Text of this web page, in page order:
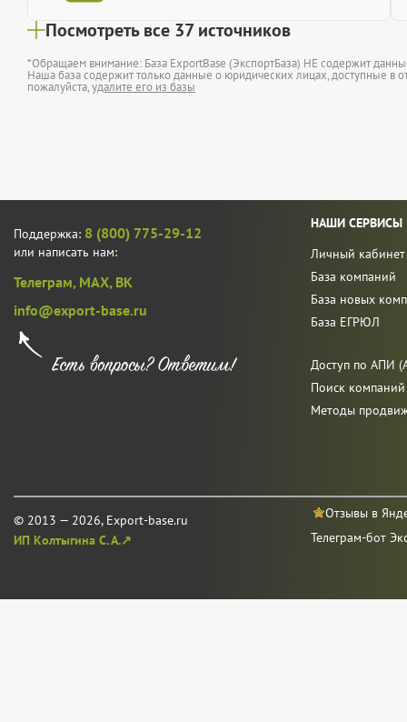
Посмотреть все 37 источников
*Обращаем внимание: База ExportBase (ЭкспортБаза) НЕ содержит
Наша база содержит только данные о юридических лицах, доступные в
пожалуйста,удалите его из базы
Поддержка: 8 (800) 775-29-12
или написать нам:
Телеграм, MAX, ВК
info@export-base.ru
© 2013 — 2026, Export-base.ru
ИП Колтыгина С. А.↗
НАШИ СЕРВИСЫ
Личный кабинет
База компаний
База новых
База ЕГРЮЛ
Доступ по АПИ
Поиск
Методы
Отзывы в
Телеграм-бот